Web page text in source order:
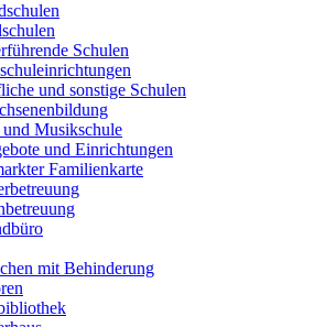
Schulen
und sonstige Schulen
und Musikschule
und Einrichtungen
Familienkarte
mit Behinderung